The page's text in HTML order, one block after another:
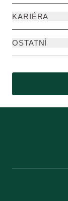
KARIÉRA
OSTATNÍ